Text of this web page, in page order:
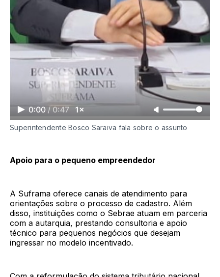
0:00 / 0:47 1×
Superintendente Bosco Saraiva fala sobre o assunto
Apoio para o pequeno empreendedor
A Suframa oferece canais de atendimento para
orientações sobre o processo de cadastro. Além
disso, instituições como o Sebrae atuam em parceria
com a autarquia, prestando consultoria e apoio
técnico para pequenos negócios que desejam
ingressar no modelo incentivado.